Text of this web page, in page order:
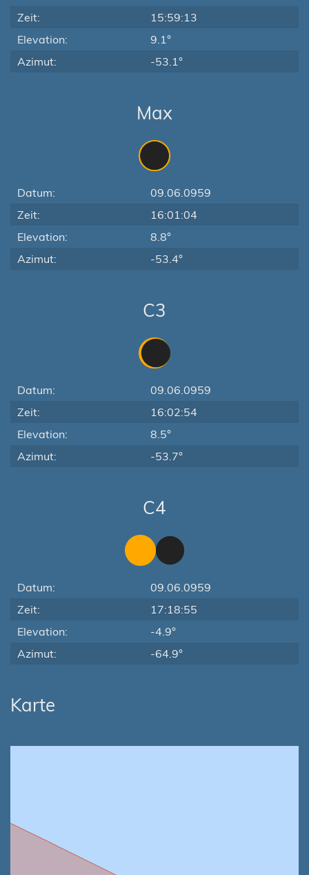
Zeit:
15:59:13
Elevation:
9.1°
Azimut:
-53.1°
Max
Datum:
09.06.0959
Zeit:
16:01:04
Elevation:
8.8°
Azimut:
-53.4°
C3
Datum:
09.06.0959
Zeit:
16:02:54
Elevation:
8.5°
Azimut:
-53.7°
C4
Datum:
09.06.0959
Zeit:
17:18:55
Elevation:
-4.9°
Azimut:
-64.9°
Karte